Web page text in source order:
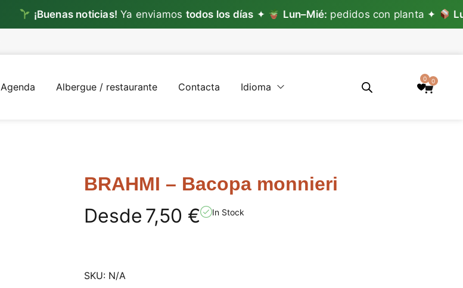
¡Buenas noticias!Ya enviamostodos los días✦ Lun–Mié:pedidos con planta ✦
Agenda Albergue / restaurante Contacta Idioma
0 0
BRAHMI – Bacopa monnieri
Desde 7,50 € In Stock
SKU: N/A